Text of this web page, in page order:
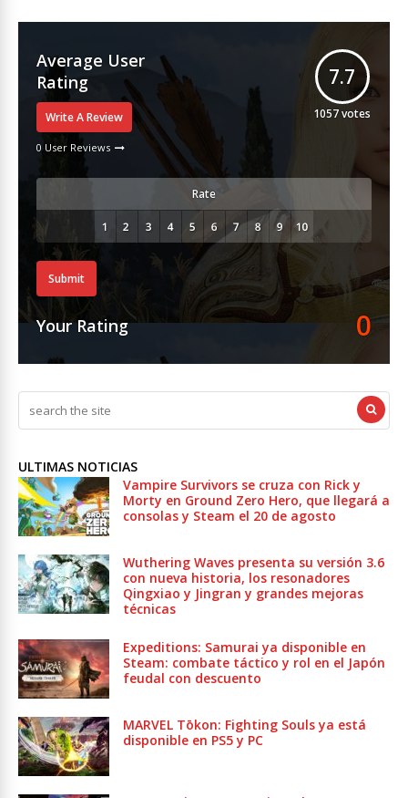
Average User
Rating
Write A Review
0 User Reviews
7.7
1057votes
Rate
Submit
Your Rating 0
ULTIMAS NOTICIAS
Vampire Survivors se cruza con Rick y
Morty en Ground Zero Hero, que llegará a
consolas y Steam el 20 de agosto
Wuthering Waves presenta su versión 3.6
con nueva historia, los resonadores
Qingxiao y Jingran y grandes mejoras
técnicas
Expeditions: Samurai ya disponible en
Steam: combate táctico y rol en el Japón
feudal con descuento
MARVEL Tōkon: Fighting Souls ya está
disponible en PS5 y PC